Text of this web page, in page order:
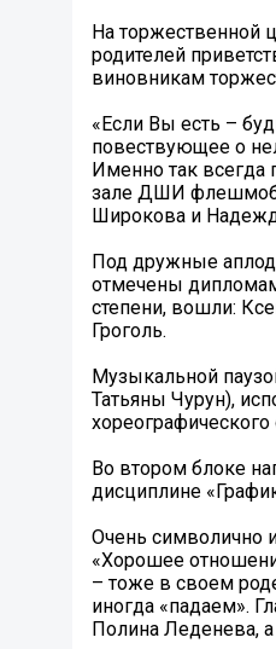
На торжественной
родителей
виновникам
«Если Вы есть –
повествующее о
Именно так всегда
зале ДШИ флешмоб
Широкова и
Под дружные
отмечены
степени, вошли:
Гроголь.
Музыкальной
Татьяны Чурун),
Во втором блоке
дисциплине
Очень символично
«Хорошее
– тоже в своем
иногда «падаем».
Полина Леденева, а